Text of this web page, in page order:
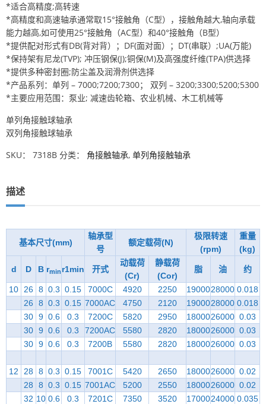
*适合高精度;高转速
*高精度和高速轴承通常取15°接触角（C型），接触角越大,轴向承载
能力越高,如可使用25°接触角（AC型）和40°接触角（B型）
*提供配对形式有DB(背对背）；DF(面对面）；DT(串联）;UA(万能)
*保持架有尼龙(TVP); 冲压钢保(J);铜保(M)及高强度纤维(TPA)供选择
*提供多种密封圈;防尘盖及润滑剂供选择
*产品系列：单列 – 7000;7200;7300； 双列 – 3200;3300;5200;5300
*主要应用范围：泵业; 减速齿轮箱、农业机械、木工机械等
单列角接触球轴承
双列角接触球轴承
SKU： 7318B 分类： 角接触轴承, 单列角接触轴承
描述
基本尺寸(mm)
轴承型
号
额定载荷(N)
极限转速
(rpm)
重量
(kg)
d D B rmin r1min 开式
动载荷
(Cr)
静载荷
(Cor)
脂 油 约
10 26 8 0.3 0.15 7000C 4920 2250 1900028000 0.018
26
8 0.3 0.15 7000AC 4750 2120 1900028000 0.018
30 9 0.6 0.3 7200C 5820 2950 1800026000 0.03
30 9 0.6 0.3 7200AC 5580 2820 1800026000 0.03
30 9 0.6 0.3 7200B 5580 2820 1800026000 0.03
12 28 8 0.3 0.15 7001C 5420 2650 1800026000 0.02
28
8 0.3 0.15 7001AC 5200 2550 1800026000 0.02
32 10 0.6 0.3 7201C 7350 3520 1700024000 0.035